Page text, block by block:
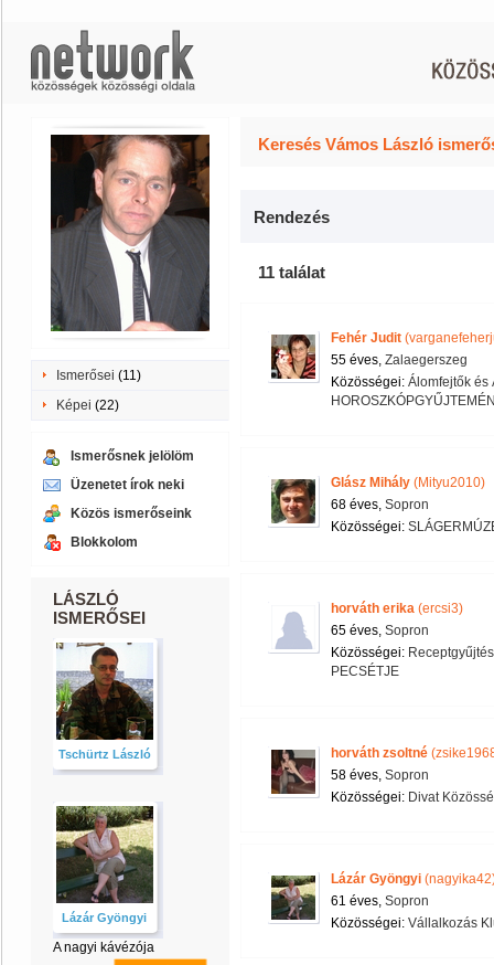
Ismerősei (11)
Képei (22)
Ismerősnek jelölöm
Üzenetet írok neki
Közös ismerőseink
Blokkolom
LÁSZLÓ
ISMERŐSEI
Tschürtz László
Lázár Gyöngyi
A nagyi kávézója
Keresés Vámos László
Rendezés
11 találat
Fehér Judit
55 éves, Zalaegerszeg
Közösségei: Álomfejtők és
Glász Mihály (Mityu2010)
68 éves, Sopron
Közösségei:
horváth erika (ercsi3)
65 éves, Sopron
Közösségei:
PECSÉTJE
horváth zsoltné
58 éves, Sopron
Közösségei: Divat
Lázár Gyöngyi
61 éves, Sopron
Közösségei: Vállalkozás